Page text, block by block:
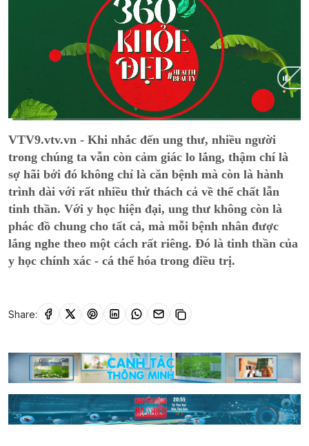
Time
VTV9.vtv.vn - Khi nhắc đến ung thư, nhiều người
trong chúng ta vẫn còn cảm giác lo lắng, thậm chí là
sợ hãi bởi đó không chỉ là căn bệnh mà còn là hành
trình dài với rất nhiều thử thách cả về thể chất lẫn
tinh thần. Với y học hiện đại, ung thư không còn là
phác đồ chung cho tất cả, mà mỗi bệnh nhân được
lắng nghe theo một cách rất riêng. Đó là tinh thần của
y học chính xác - cá thể hóa trong điều trị.
Share: